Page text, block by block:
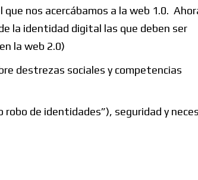
nos acercábamos a la web 1.0.
la identidad digital las que deben ser
la web 2.0)
destrezas sociales y competencias
de identidades”), seguridad y